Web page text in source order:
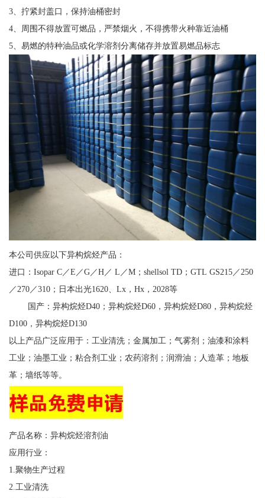
3、拧紧封盖口，保持油桶密封
4、周围不得放置可燃品，严禁烟火，不得携带火种靠近油桶
5、易燃的特种油品或化学溶剂分离储存并放置易燃品标志
本公司供应以下异构烷烃产品：
进口：Isopar C／E／G／H／ L／M；shellsol TD；GTL GS215／250
／270／310；日本出光1620、Lx，Hx，2028等
国产：异构烷烃D40；异构烷烃D60，异构烷烃D80，异构烷烃
D100，异构烷烃D130
以上产品广泛应用于：工业清洗；金属加工；气雾剂；油漆和涂料
工业；油墨工业；粘合剂工业；农药溶剂；润滑油；人造革；地板
革；墙纸等等。
产品名称：异构烷烃溶剂油
应用行业：
1.聚物生产过程
2.工业清洗